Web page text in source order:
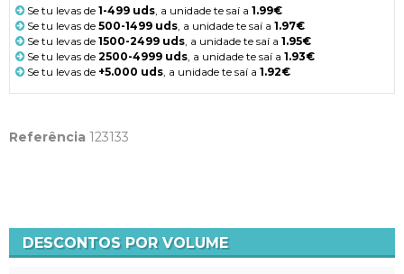
Se tu levas de 1-499 uds, a unidade te saí a 1.99€
Se tu levas de 500-1499 uds, a unidade te saí a 1.97€
Se tu levas de 1500-2499 uds, a unidade te saí a 1.95€
Se tu levas de 2500-4999 uds, a unidade te saí a 1.93€
Se tu levas de +5.000 uds, a unidade te saí a 1.92€
Referência 123133
DESCONTOS POR VOLUME